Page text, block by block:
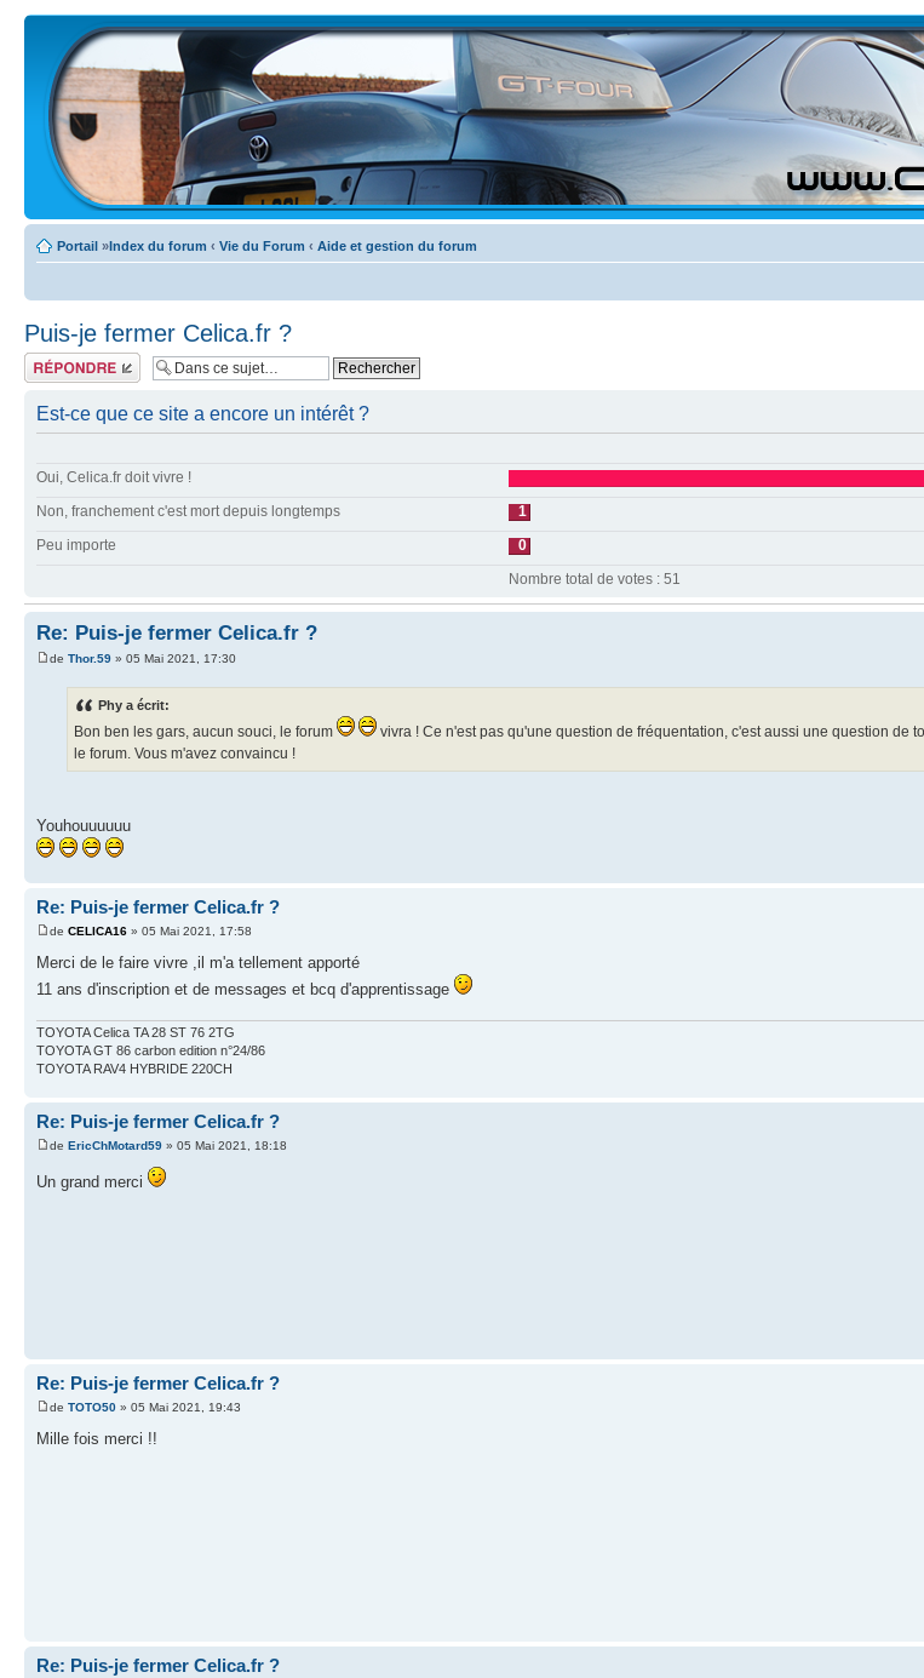
Portail »Index du forum ‹ Vie du Forum ‹ Aide et gestion du forum
Puis-je fermer Celica.fr ?
Écrire un
commentaire
Est-ce que ce site a encore un intérêt ?
Oui, Celica.fr doit vivre !
Non, franchement c'est mort depuis longtemps
1
Peu importe
0
Nombre total de votes : 51
Re: Puis-je fermer Celica.fr ?
de Thor.59 » 05 Mai 2021, 17:30
Phy a écrit:
Bon ben les gars, aucun souci, le forum
vivra ! Ce n'est pas qu'une question de fréquentation, c'est aussi une question de
le forum. Vous m'avez convaincu !
Youhouuuuuu
Re: Puis-je fermer Celica.fr ?
de CELICA16 » 05 Mai 2021, 17:58
Merci de le faire vivre ,il m'a tellement apporté
11 ans d'inscription et de messages et bcq d'apprentissage
TOYOTA Celica TA 28 ST 76 2TG
TOYOTA GT 86 carbon edition n°24/86
TOYOTA RAV4 HYBRIDE 220CH
Re: Puis-je fermer Celica.fr ?
de EricChMotard59 » 05 Mai 2021, 18:18
Un grand merci
Re: Puis-je fermer Celica.fr ?
de TOTO50 » 05 Mai 2021, 19:43
Mille fois merci !!
Re: Puis-je fermer Celica.fr ?